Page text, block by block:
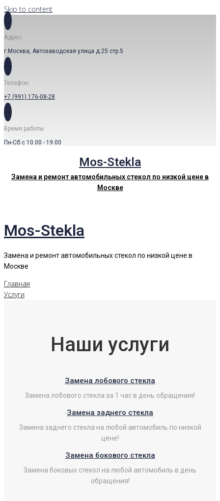
Skip to content
Адрес:
г.Москва, Автозаводская улица д.25 стр.5
Телефон:
+7 (991) 176-08-28
Время работы:
Пн-Сб с 10.00 - 19.00
Mos-Stekla
Замена и ремонт автомобильных стекол по низкой цене в
Москве
Mos-Stekla
Замена и ремонт автомобильных стекол по низкой цене в
Москве
Главная
Услуги
Наши услуги
Замена лобового стекла
Замена лобового стекла за 1 час в день обращения!
Замена заднего стекла
Замена заднего стекла на любой автомобиль по низкой
цене!
Замена бокового стекла
Замена боковых стекол на любой автомобиль в день
обращения!